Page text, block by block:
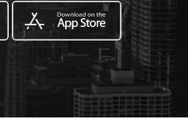
7 หมู่ 2 ตำบลช้าง
ยงใหม่